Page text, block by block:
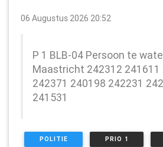
06 Augustus 2026 20:52
P 1 BLB-04 Persoon te
Maastricht 242312 241611
242371 240198 242231
241531
POLITIE PRIO 1